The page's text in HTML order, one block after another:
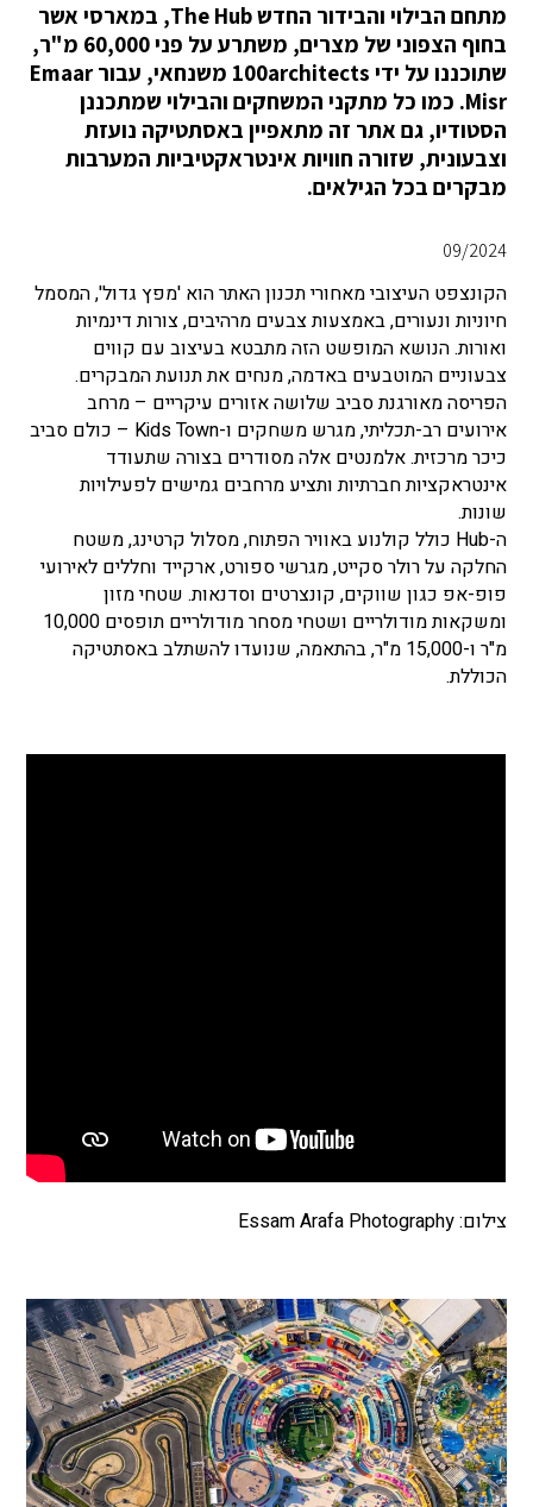
מתחם הבילוי והבידור החדש The Hub, במארסי אשר
בחוף הצפוני של מצרים, משתרע על פני 60,000 מ"ר,
שתוכננו על ידי 100architects משנחאי, עבור Emaar
Misr. כמו כל מתקני המשחקים והבילוי שמתכננן
הסטודיו, גם אתר זה מתאפיין באסתטיקה נועזת
וצבעונית, שזורה חוויות אינטראקטיביות המערבות
מבקרים בכל הגילאים.
09/2024
הקונצפט העיצובי מאחורי תכנון האתר הוא 'מפץ גדול', המסמל
חיוניות ונעורים, באמצעות צבעים מרהיבים, צורות דינמיות
ואורות. הנושא המופשט הזה מתבטא בעיצוב עם קווים
צבעוניים המוטבעים באדמה, מנחים את תנועת המבקרים.
הפריסה מאורגנת סביב שלושה אזורים עיקריים – מרחב
אירועים רב-תכליתי, מגרש משחקים ו-Kids Town – כולם סביב
כיכר מרכזית. אלמנטים אלה מסודרים בצורה שתעודד
אינטראקציות חברתיות ותציע מרחבים גמישים לפעילויות
שונות.
ה-Hub כולל קולנוע באוויר הפתוח, מסלול קרטינג, משטח
החלקה על רולר סקייט, מגרשי ספורט, ארקייד וחללים לאירועי
פופ-אפ כגון שווקים, קונצרטים וסדנאות. שטחי מזון
ומשקאות מודולריים ושטחי מסחר מודולריים תופסים 10,000
מ"ר ו-15,000 מ"ר, בהתאמה, שנועדו להשתלב באסתטיקה
הכוללת.
צילום: Essam Arafa Photography